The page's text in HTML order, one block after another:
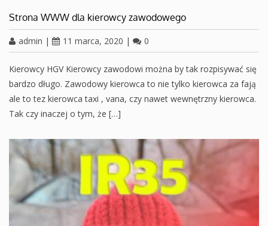
Strona WWW dla kierowcy zawodowego
admin | 11 marca, 2020 | 0
Kierowcy HGV Kierowcy zawodowi można by tak rozpisywać się
bardzo długo. Zawodowy kierowca to nie tylko kierowca za fają
ale to tez kierowca taxi , vana, czy nawet wewnętrzny kierowca.
Tak czy inaczej o tym, że […]